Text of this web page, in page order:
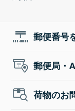
郵便番号
郵便局・
荷物のお